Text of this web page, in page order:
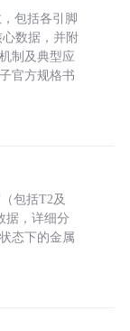
包括各引脚
数据，并附
制及典型应
官方规格书
包括T2及
据，详细分
态下的金属